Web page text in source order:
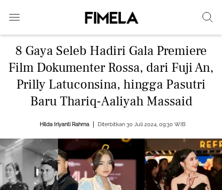
8 Gaya Seleb Hadiri Gala Premiere
Film Dokumenter Rossa, dari Fuji An,
Prilly Latuconsina, hingga Pasutri
Baru Thariq-Aaliyah Massaid
Hilda Iriyanti Rahma Diterbitkan 30 Juli 2024, 09:30 WIB